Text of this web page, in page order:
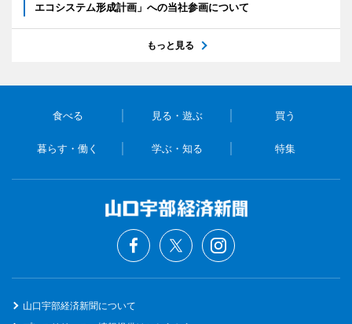
エコシステム形成計画」への当社参画について
もっと見る
食べる 見る・遊ぶ 買う
暮らす・働く 学ぶ・知る 特集
山口宇部経済新聞について